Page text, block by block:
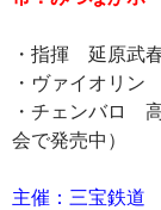
・指揮 延原武
・ヴァイオリ
・チェンバロ
会で発売中）
主催：三宝鉄道